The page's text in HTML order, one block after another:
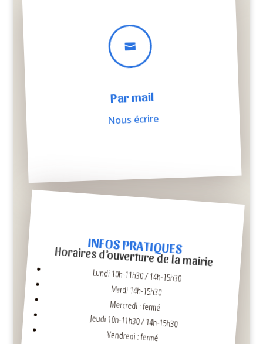

Par mail
Nous écrire
INFOS PRATIQUES
Horaires d’ouverture de la mairie
Lundi 10h-11h30 / 14h-15h30
Mardi 14h-15h30
Mercredi : fermé
Jeudi 10h-11h30 / 14h-15h30
Vendredi : fermé